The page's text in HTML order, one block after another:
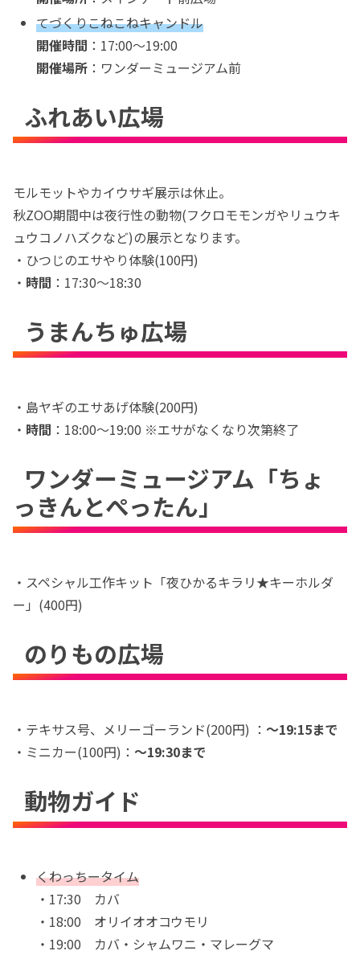
てづくりこねこねキャンドル
開催時間 ：17:00〜19:00
開催場所 ：ワンダーミュージアム前
ふれあい広場
モルモットやカイウサギ展示は休止。
秋ZOO期間中は夜行性の動物(フクロモモンガやリュウキ
ュウコノハズクなど)の展示となります。
・ひつじのエサやり体験(100円)
・ 時間 ：17:30〜18:30
うまんちゅ広場
・島ヤギのエサあげ体験(200円)
・ 時間 ：18:00〜19:00 ※エサがなくなり次第終了
ワンダーミュージアム「ちょ
っきんとぺったん」
・スペシャル工作キット「夜ひかるキラリ★キーホルダ
ー」(400円)
のりもの広場
・テキサス号、メリーゴーランド(200円) ： 〜19:15まで
・ミニカー(100円)： 〜19:30まで
動物ガイド
くわっちータイム
・17:30 カバ
・18:00 オリイオオコウモリ
・19:00 カバ・シャムワニ・マレーグマ